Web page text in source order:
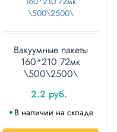
Вакуумные пакеты
160*210 72мк
\500\2500\
2.2 руб.
В наличии на складе